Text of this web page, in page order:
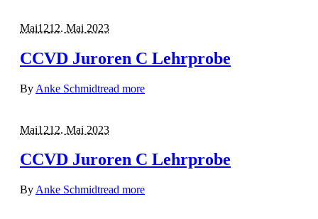
Mai1212. Mai 2023
CCVD Juroren C Lehrprobe
By Anke Schmidtread more
Mai1212. Mai 2023
CCVD Juroren C Lehrprobe
By Anke Schmidtread more